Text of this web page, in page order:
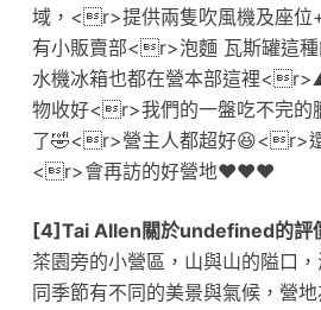
域，<r>提供兩隻吹風機及座
有小販賣部<r>泡麵 瓦斯罐這
水機冰箱也都在營本部這裡
物收好<r>我們的一盤吃不完的
了🤣<r>營主人都超好😆<r>
<r>會再訪的好營地❤️❤️❤️
[4]Tai Allen關於undefined的評
茶園旁的小營區，山與山的隘口
同季節有不同的美景與氣候，營